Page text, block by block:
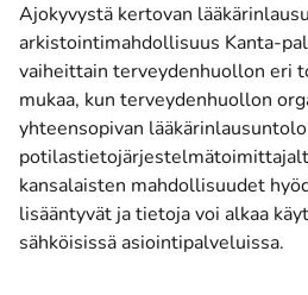
Ajokyvystä kertovan
arkistointimahdollisuus Kanta-
vaiheittain terveydenhuollon eri
mukaa, kun terveydenhuollon
yhteensopivan
kansalaisten mahdollisuudet
lisääntyvät ja tietoja voi alkaa
sähköisissä asiointipalveluissa.